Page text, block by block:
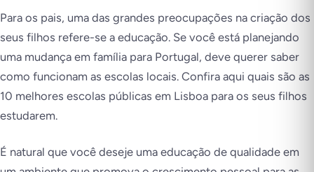
Para os pais, uma das grandes preocupações na criação dos
seus filhos refere-se a educação. Se você está planejando
uma mudança em família para Portugal, deve querer saber
como funcionam as escolas locais. Confira aqui quais são as
10 melhores escolas públicas em Lisboa para os seus filhos
estudarem.
É natural que você deseje uma educação de qualidade em